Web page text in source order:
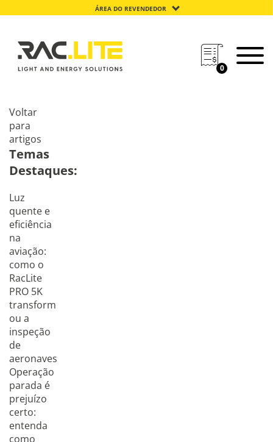
ÁREA DO REVENDEDOR
0
Voltar
para
artigos
Temas
Destaques:
Luz
quente e
eficiência
na
aviação:
como o
RacLite
PRO 5K
transform
ou a
inspeção
de
aeronaves
Operação
parada é
prejuízo
certo:
entenda
como